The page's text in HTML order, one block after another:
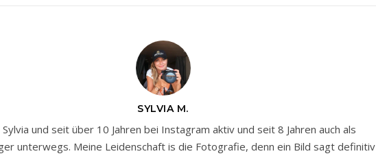
SYLVIA M.
Sylvia und seit über 10 Jahren bei Instagram aktiv und seit 8 Jahren auch als
unterwegs. Meine Leidenschaft is die Fotografie, denn ein Bild sagt definitiv